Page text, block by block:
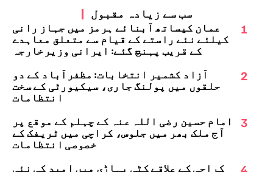
سب سے زیادہ مقبول
1
عمان کیساتھ آبنائے ہرمز میں جہاز رانی
کیلئے نئے راستے کے قیام سے متعلق معاہدے
کے قریب پہنچ گئے: ایرانی وزیرخارجہ
2
آزاد کشمیر انتخابات: مظفرآباد کے دو
حلقوں میں پولنگ جاری، سیکیورٹی کے سخت
انتظامات
3
امام حسین رضی اللہ عنہ کے چہلم کے موقع پر
آج ملک بھر میں جلوس، کراچی میں ٹریفک کے
خصوصی انتظامات
4 کراچی کے علاقے کٹی پہاڑی میں امید کی نئی